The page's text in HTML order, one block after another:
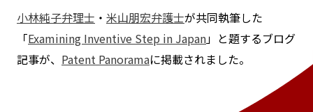
小林純子弁理士 ・ 米山朋宏弁護士が共同執筆した
「Examining Inventive Step in Japan」と題するブログ
記事が、 Patent Panoramaに掲載されました。